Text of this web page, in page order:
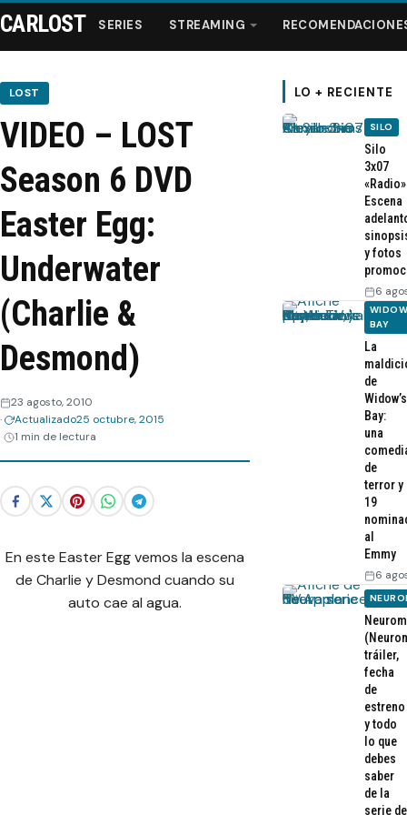
Series
Streaming
Recomendaciones
CARLOST SERIES STREAMING
LOST
VIDEO – LOST
Season 6 DVD
Easter Egg:
Underwater
(Charlie &
Desmond)
23 agosto, 2010
Actualizado25 octubre, 2015
1 min de lectura
En este Easter Egg vemos la escena
de Charlie y Desmond cuando su
auto cae al agua.
LO + RECIENTE
SILO
Silo
3x07
Escena
y fotos
6
BAY
La
de
Widow’s
Bay:
una
de
terror y
19
al
Emmy
6
tráiler,
fecha
de
estreno
y todo
lo que
debes
saber
de la
serie de